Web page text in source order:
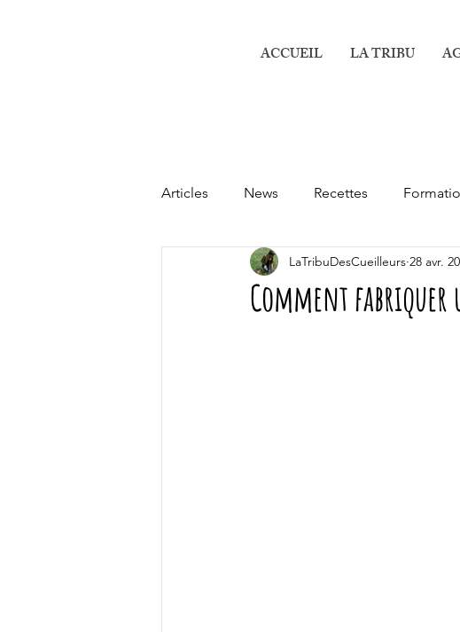
ACCUEIL LA TRIBU
Articles News Recettes
Comment
LaTribuDesCueilleurs 28 avr.